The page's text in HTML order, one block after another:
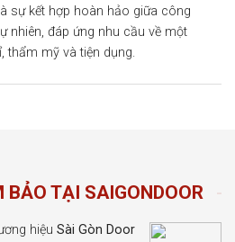
là sự kết hợp hoàn hảo giữa công
nhiên, đáp ứng nhu cầu về một
thẩm mỹ và tiện dụng.
TẠI SAIGONDOOR
hiệu Sài Gòn Door